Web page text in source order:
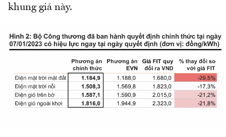
khung giá này.